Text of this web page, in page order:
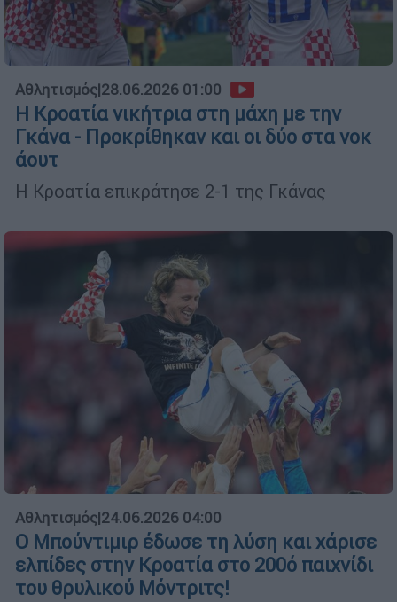
Αθλητισμός|28.06.2026 01:00
Η Κροατία νικήτρια στη μάχη με την
Γκάνα - Προκρίθηκαν και οι δύο στα νοκ
άουτ
Η Κροατία επικράτησε 2-1 της Γκάνας
Αθλητισμός|24.06.2026 04:00
Ο Μπούντιμιρ έδωσε τη λύση και χάρισε
ελπίδες στην Κροατία στο 200ό παιχνίδι
του θρυλικού Μόντριτς!